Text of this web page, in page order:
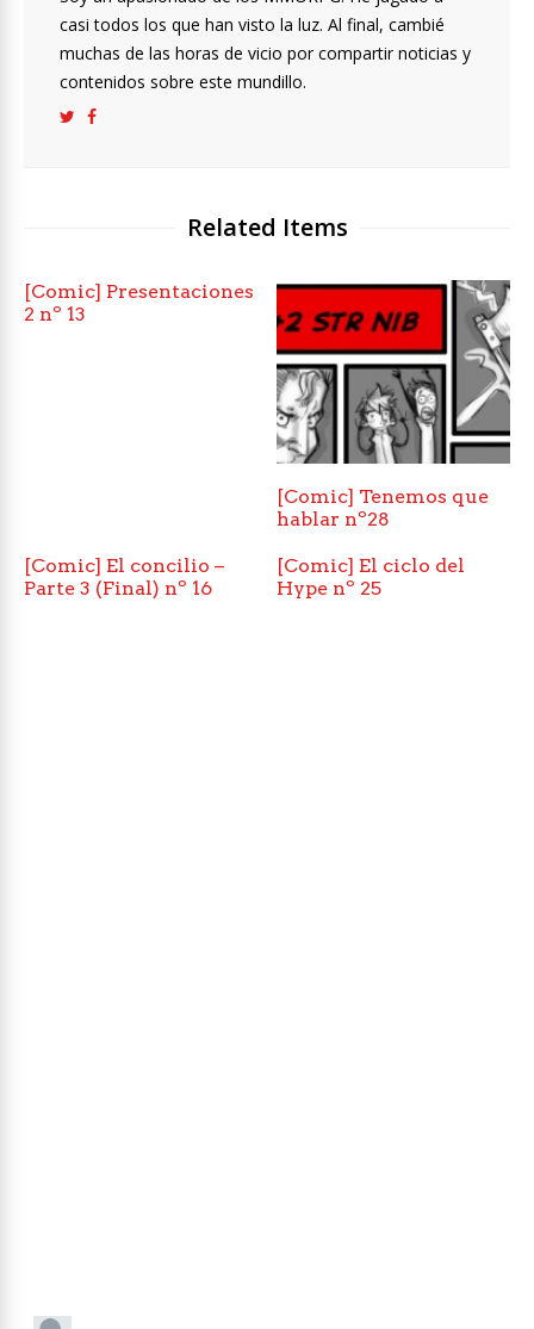
casi todos los que han visto la luz. Al final, cambié
muchas de las horas de vicio por compartir noticias y
contenidos sobre este mundillo.
Related Items
[Comic] Presentaciones
2 nº 13
[Comic] Tenemos que
hablar nº28
[Comic] El concilio –
Parte 3 (Final) nº 16
[Comic] El ciclo del
Hype nº 25